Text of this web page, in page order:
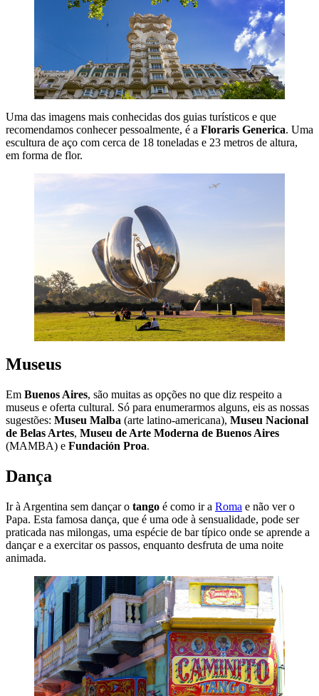
Uma das imagens mais conhecidas dos guias turísticos e que
recomendamos conhecer pessoalmente, é a Floraris Generica. Uma
escultura de aço com cerca de 18 toneladas e 23 metros de altura,
em forma de flor.
Museus
Em Buenos Aires, são muitas as opções no que diz respeito a
museus e oferta cultural. Só para enumerarmos alguns, eis as nossas
sugestões: Museu Malba (arte latino-americana), Museu Nacional
de Belas Artes, Museu de Arte Moderna de Buenos Aires
(MAMBA) e Fundación Proa.
Dança
Ir à Argentina sem dançar o tango é como ir a Roma e não ver o
Papa. Esta famosa dança, que é uma ode à sensualidade, pode ser
praticada nas milongas, uma espécie de bar típico onde se aprende a
dançar e a exercitar os passos, enquanto desfruta de uma noite
animada.